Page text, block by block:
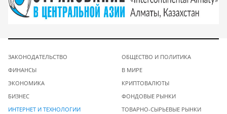
ЗАКОНОДАТЕЛЬСТВО
ФИНАНСЫ
ЭКОНОМИКА
БИЗНЕС
ИНТЕРНЕТ И ТЕХНОЛОГИИ
ОБЩЕСТВО И ПОЛИТИКА
В МИРЕ
КРИПТОВАЛЮТЫ
ФОНДОВЫЕ РЫНКИ
ТОВАРНО-СЫРЬЕВЫЕ РЫНКИ